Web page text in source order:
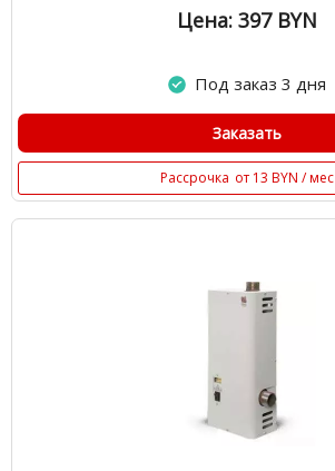
Цена: 397 BYN
Под заказ 3 дня
Заказать
Рассрочка от 13 BYN / мес